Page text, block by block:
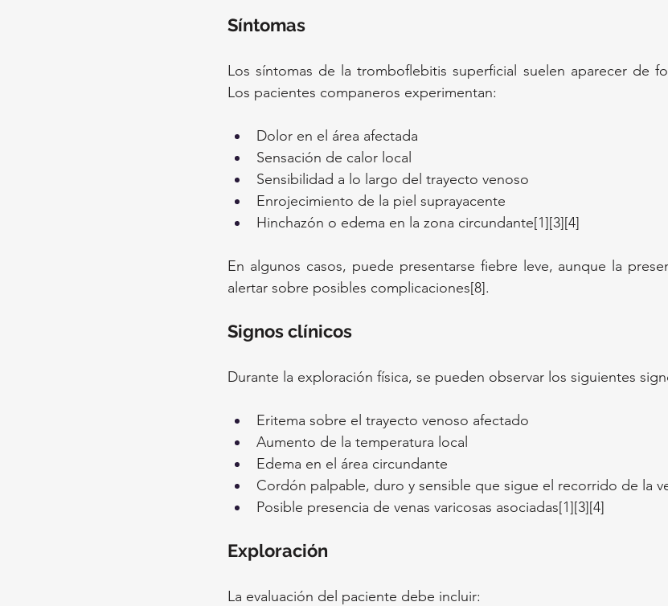
Síntomas
Los síntomas de la tromboflebitis superficial suelen aparecer de
Los pacientes companeros experimentan:
Dolor en el área afectada
Sensación de calor local
Sensibilidad a lo largo del trayecto venoso
Enrojecimiento de la piel suprayacente
Hinchazón o edema en la zona circundante[1][3][4]
En algunos casos, puede presentarse fiebre leve, aunque la
alertar sobre posibles complicaciones[8].
Signos clínicos
Durante la exploración física, se pueden observar los siguientes
Eritema sobre el trayecto venoso afectado
Aumento de la temperatura local
Edema en el área circundante
Cordón palpable, duro y sensible que sigue el recorrido de la
Posible presencia de venas varicosas asociadas[1][3][4]
Exploración
La evaluación del paciente debe incluir: